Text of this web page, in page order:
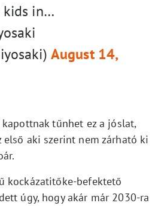
kids in…
August 14,
tűnhet ez a jóslat,
első aki szerint nem zárható ki
kockázatitőke-befektető
úgy, hogy akár már 2030-ra